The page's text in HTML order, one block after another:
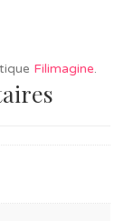
Filimagine.